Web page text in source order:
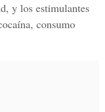
y los estimulantes
consumo